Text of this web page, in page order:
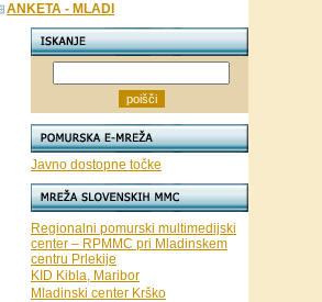
ANKETA - MLADI
Javno dostopne točke
Regionalni pomurski multimedijski
center – RPMMC pri Mladinskem
centru Prlekije
KID Kibla, Maribor
Mladinski center Krško